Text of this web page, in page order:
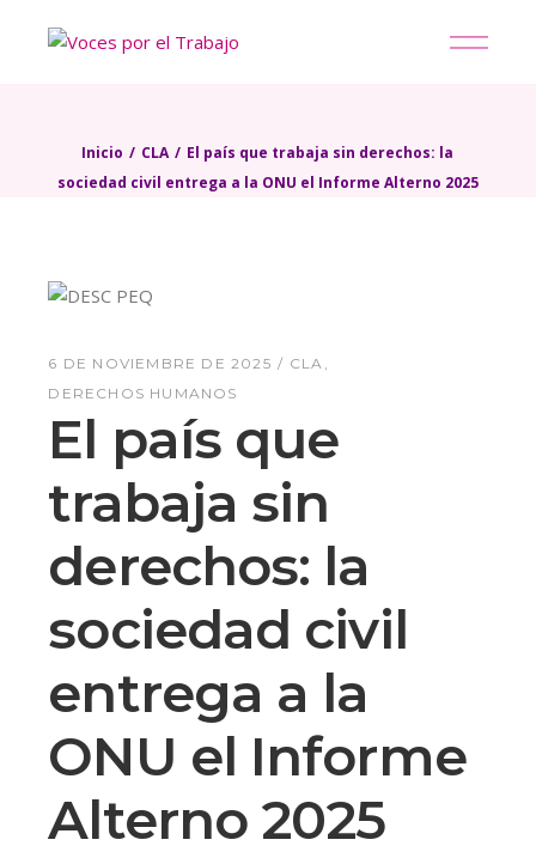
Inicio CLA
El país que trabaja sin derechos: la
sociedad civil entrega a la ONU el Informe Alterno 2025
6 DE NOVIEMBRE DE 2025
CLA
DERECHOS HUMANOS
El país que
trabaja sin
derechos: la
sociedad civil
entrega a la
ONU el Informe
Alterno 2025